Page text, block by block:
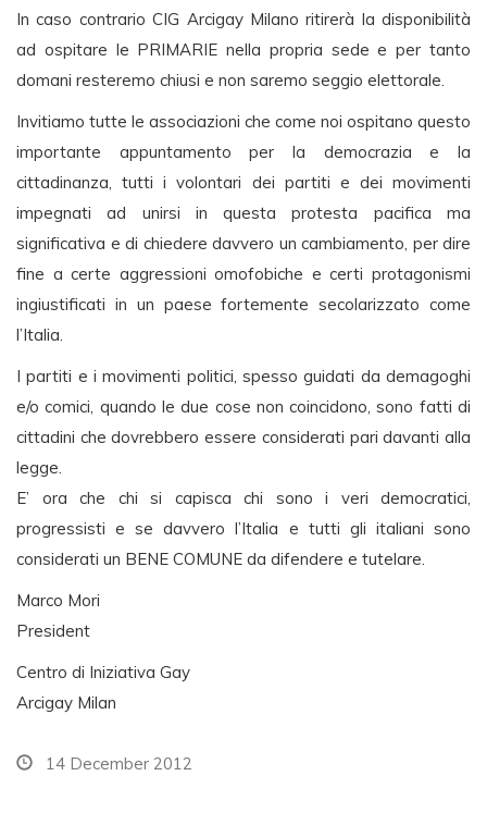
In caso contrario CIG Arcigay Milano ritirerà la disponibilità
ad ospitare le PRIMARIE nella propria sede e per tanto
domani resteremo chiusi e non saremo seggio elettorale.
Invitiamo tutte le associazioni che come noi ospitano questo
importante appuntamento per la democrazia e la
cittadinanza, tutti i volontari dei partiti e dei movimenti
impegnati ad unirsi in questa protesta pacifica ma
significativa e di chiedere davvero un cambiamento, per dire
fine a certe aggressioni omofobiche e certi protagonismi
ingiustificati in un paese fortemente secolarizzato come
l’Italia.
I partiti e i movimenti politici, spesso guidati da demagoghi
e/o comici, quando le due cose non coincidono, sono fatti di
cittadini che dovrebbero essere considerati pari davanti alla
legge.
E’ ora che chi si capisca chi sono i veri democratici,
progressisti e se davvero l’Italia e tutti gli italiani sono
considerati un BENE COMUNE da difendere e tutelare.
Marco Mori
President
Centro di Iniziativa Gay
Arcigay Milan
14 December 2012